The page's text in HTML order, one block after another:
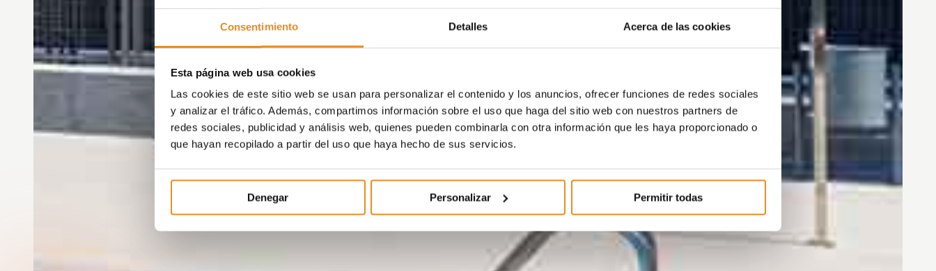
Consentimiento Detalles Acerca de las cookies
Esta página web usa cookies
Las cookies de este sitio web se usan para personalizar el contenido y los anuncios, ofrecer funciones de redes sociales
y analizar el tráfico. Además, compartimos información sobre el uso que haga del sitio web con nuestros partners de
redes sociales, publicidad y análisis web, quienes pueden combinarla con otra información que les haya proporcionado o
que hayan recopilado a partir del uso que haya hecho de sus servicios.
Denegar Personalizar Permitir todas